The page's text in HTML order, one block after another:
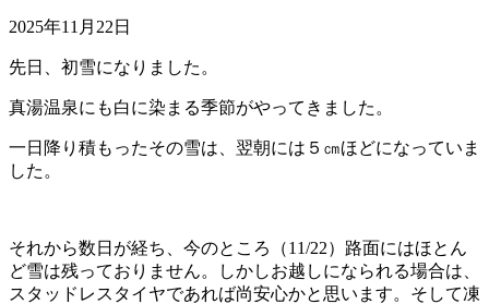
2025年11月22日
先日、初雪になりました。
真湯温泉にも白に染まる季節がやってきました。
一日降り積もったその雪は、翌朝には５㎝ほどになっていま
した。
それから数日が経ち、今のところ（11/22）路面にはほとん
ど雪は残っておりません。しかしお越しになられる場合は、
スタッドレスタイヤであれば尚安心かと思います。そして凍